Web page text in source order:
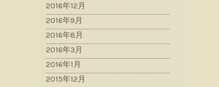
2016年12月
2016年9月
2016年8月
2016年3月
2016年1月
2015年12月